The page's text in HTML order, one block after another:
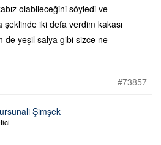
olabileceğini söyledi ve
iki defa verdim kakası
de yeşil salya gibi sizce ne
#73857
Şimşek